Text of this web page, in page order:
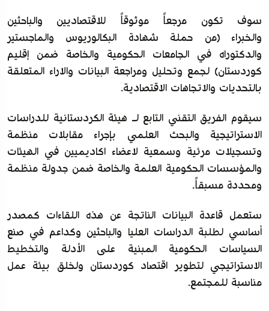
سوف تكون مرجعاً موثوقاً للاقتصاديين والباحثين
والخبراء (من حملة شهادة البكالوريوس والماجستير
والدكتوراه في الجامعات الحكومية والخاصة ضمن إقليم
كوردستان) لجمع وتحليل ومراجعة البيانات والآراء المتعلقة
بالتحديات والاتجاهات الاقتصادية.
سيقوم الفريق التقني التابع لـ هيئة الكردستانية للدراسات
الاستراتيجية والبحث العلمي بإجراء مقابلات منظمة
وتسجيلات مرئية وسمعية لاعضاء اكاديميين في الهيئات
والمؤسسات الحكومية العلمة والخاصة ضمن جدولة منظمة
ومحددة مسبقاً.
ستعمل قاعدة البيانات الناتجة عن هذه اللقاءات كمصدر
أساسي لطلبة الدراسات العليا والباحثين وكداعم في صنع
السياسات الحكومية المبنية على الأدلة والتخطيط
الاستراتيجي لتطوير اقتصاد كوردستان ولخلق بيئة عمل
مناسبة للمجتمع.